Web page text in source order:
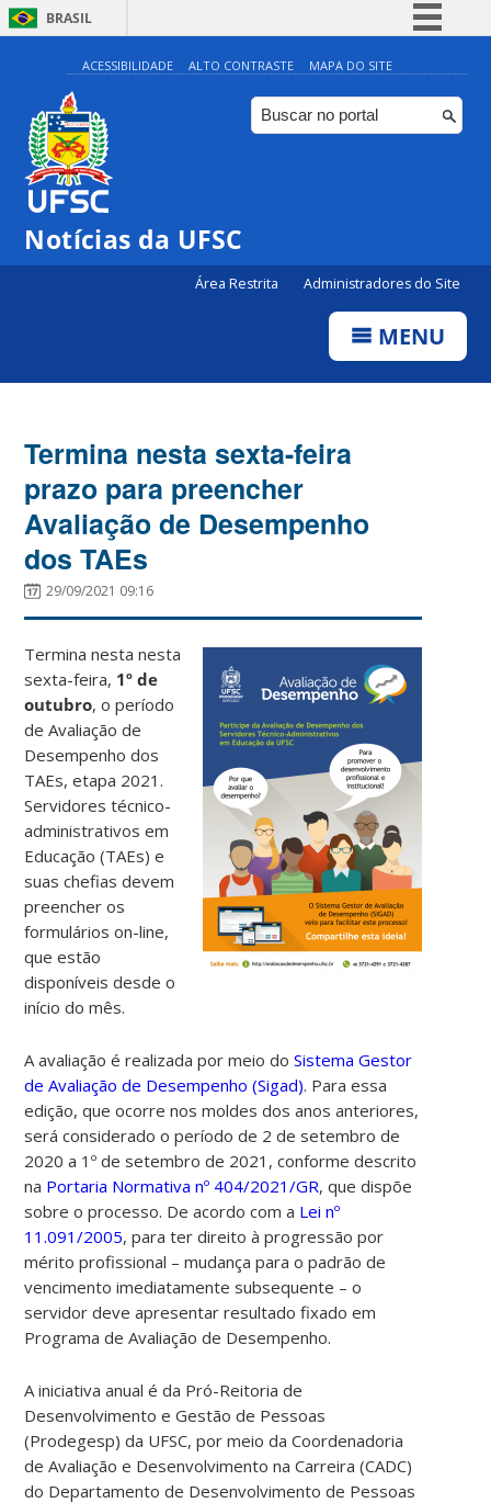
BRASIL
Simplifique!
Comunica BR
Participe
ACESSIBILIDADE ALTO CONTRASTE MAPA DO SITE
Notícias da UFSC
Área Restrita Administradores do Site
MENU
Termina nesta sexta-feira
prazo para preencher
Avaliação de Desempenho
dos TAEs
29/09/2021 09:16
Termina nesta nesta
sexta-feira, 1º de
outubro, o período
de Avaliação de
Desempenho dos
TAEs, etapa 2021.
Servidores técnico-
administrativos em
Educação (TAEs) e
suas chefias devem
preencher os
formulários on-line,
que estão
disponíveis desde o
início do mês.
A avaliação é realizada por meio doSistema Gestor
de Avaliação de Desempenho (Sigad). Para essa
edição, que ocorre nos moldes dos anos anteriores,
será considerado o período de 2 de setembro de
2020 a 1º de setembro de 2021, conforme descrito
na Portaria Normativa nº 404/2021/GR, que dispõe
sobre o processo. De acordo com a Lei nº
11.091/2005, para ter direito à progressão por
mérito profissional – mudança para o padrão de
vencimento imediatamente subsequente – o
servidor deve apresentar resultado fixado em
Programa de Avaliação de Desempenho.
A iniciativa anual é da Pró-Reitoria de
Desenvolvimento e Gestão de Pessoas
(Prodegesp) da UFSC, por meio da Coordenadoria
de Avaliação e Desenvolvimento na Carreira (CADC)
do Departamento de Desenvolvimento de Pessoas